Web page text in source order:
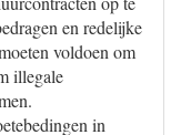
en redelijke
voldoen om
illegale
in